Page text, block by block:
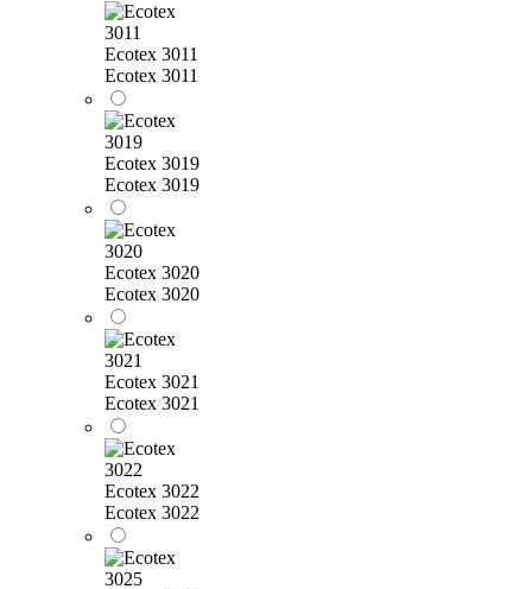
Ecotex 3011
Ecotex 3011
Ecotex 3019
Ecotex 3019
Ecotex 3020
Ecotex 3020
Ecotex 3021
Ecotex 3021
Ecotex 3022
Ecotex 3022